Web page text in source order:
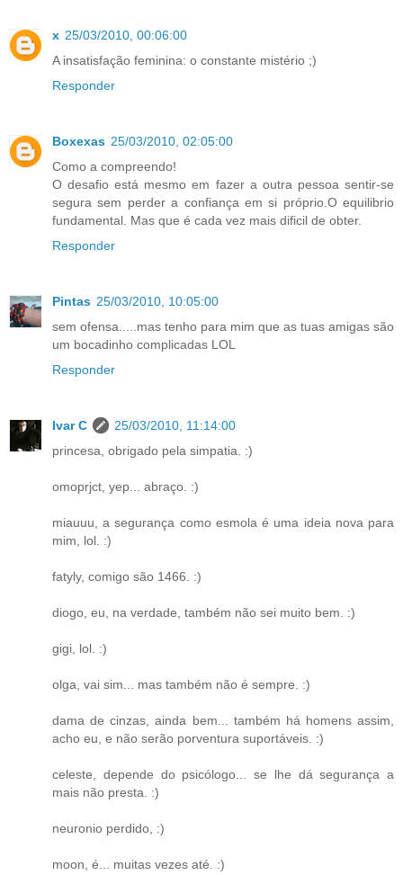
x 25/03/2010, 00:06:00
A insatisfação feminina: o constante mistério ;)
Responder
Boxexas 25/03/2010, 02:05:00
Como a compreendo!
O desafio está mesmo em fazer a outra pessoa sentir-se
segura sem perder a confiança em si próprio.O equilibrio
fundamental. Mas que é cada vez mais dificil de obter.
Responder
Pintas 25/03/2010, 10:05:00
sem ofensa.....mas tenho para mim que as tuas amigas são
um bocadinho complicadas LOL
Responder
Ivar C
25/03/2010, 11:14:00
princesa, obrigado pela simpatia. :)
omoprjct, yep... abraço. :)
miauuu, a segurança como esmola é uma ideia nova para
mim, lol. :)
fatyly, comigo são 1466. :)
diogo, eu, na verdade, também não sei muito bem. :)
gigi, lol. :)
olga, vai sim... mas também não é sempre. :)
dama de cinzas, ainda bem... também há homens assim,
acho eu, e não serão porventura suportáveis. :)
celeste, depende do psicólogo... se lhe dá segurança a
mais não presta. :)
neuronio perdido, :)
moon, é... muitas vezes até. :)